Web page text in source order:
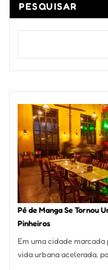
PESQUISAR
Pé de Manga Se Tornou
Pinheiros
Em uma cidade
vida urbana acelerada,